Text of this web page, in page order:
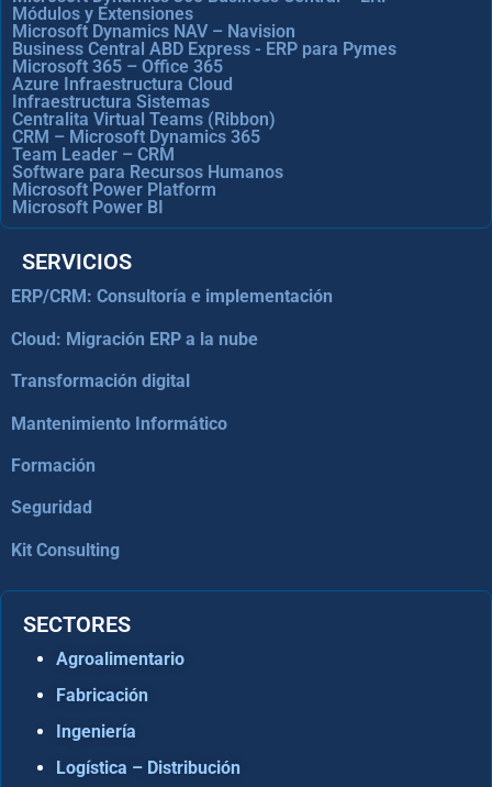
Módulos y Extensiones
Microsoft Dynamics NAV – Navision
Business Central ABD Express - ERP para Pymes
Microsoft 365 – Office 365
Azure Infraestructura Cloud
Infraestructura Sistemas
Centralita Virtual Teams (Ribbon)
CRM – Microsoft Dynamics 365
Team Leader – CRM
Software para Recursos Humanos
Microsoft Power Platform
Microsoft Power BI
SERVICIOS
ERP/CRM: Consultoría e implementación
Cloud: Migración ERP a la nube
Transformación digital
Mantenimiento Informático
Formación
Seguridad
Kit Consulting
SECTORES
Agroalimentario
Fabricación
Ingeniería
Logística – Distribución